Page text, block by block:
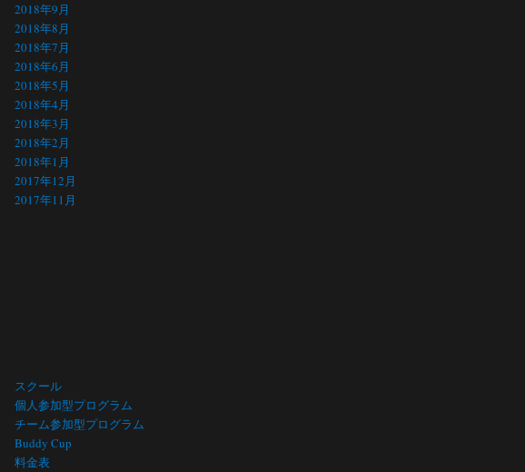
2018年9月
2018年8月
2018年7月
2018年6月
2018年5月
2018年4月
2018年3月
2018年2月
2018年1月
2017年12月
2017年11月
スクール
個人参加型プログラム
チーム参加型プログラム
Buddy Cup
料金表